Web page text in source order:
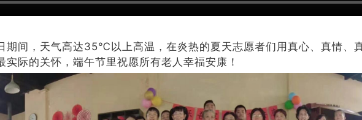
期间，天气高达35℃以上高温，在炎热的夏天志愿者们用真心、真情、
实际的关怀，端午节里祝愿所有老人幸福安康！